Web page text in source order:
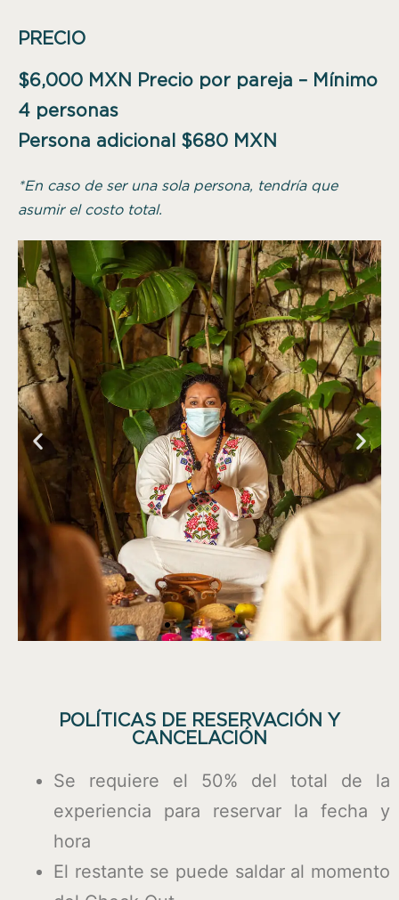
PRECIO
$6,000 MXN Precio por pareja – Mínimo
4 personas
Persona adicional $680 MXN
*En caso de ser una sola persona, tendría que
asumir el costo total.
POLÍTICAS DE RESERVACIÓN Y
CANCELACIÓN​
Se requiere el 50% del total de la
experiencia para reservar la fecha y
hora
El restante se puede saldar al momento